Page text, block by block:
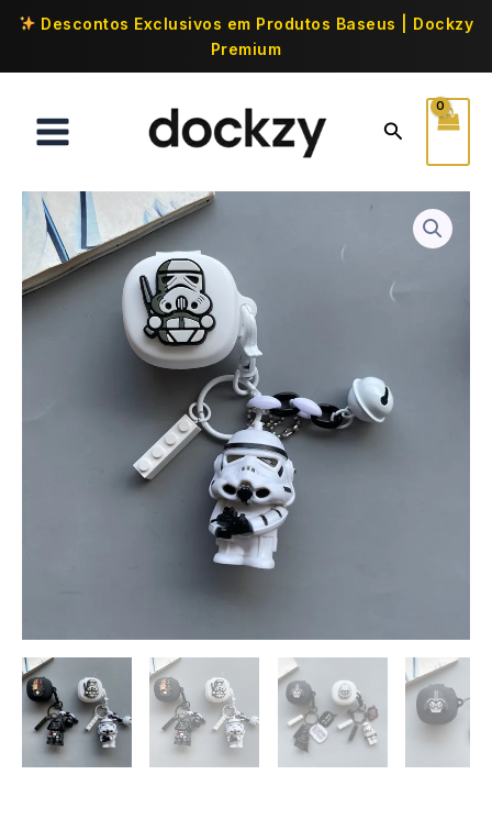
Descontos Exclusivos em Produtos Baseus | Dockzy
Premium